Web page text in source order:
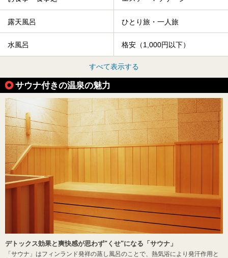
露天風呂 ひとり旅・一人旅
水風呂 格安（1,000円以下）
すべて表示する
サウナ付きの温泉の魅力
デトックス効果と爽快感が思わず"くせ"になる「サウナ」
「サウナ」はフィンランド発祥の蒸し風呂のことで、熱気浴により発汗作用と